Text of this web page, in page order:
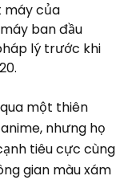
máy của
ban đầu
lý trước khi
một thiên
nhưng họ
tiêu cực cùng
gian màu xám